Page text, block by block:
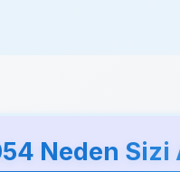
Neden Sizi